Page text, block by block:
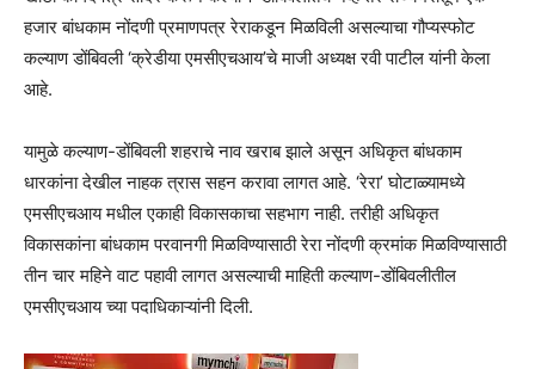
हजार बांधकाम नोंदणी प्रमाणपत्र रेराकडून मिळविली असल्याचा गौप्यस्फोट
कल्याण डोंबिवली ‘क्रेडीया एमसीएचआय’चे माजी अध्यक्ष रवी पाटील यांनी केला
आहे.
यामुळे कल्याण-डोंबिवली शहराचे नाव खराब झाले असून अधिकृत बांधकाम
धारकांना देखील नाहक त्रास सहन करावा लागत आहे. ‘रेरा’ घोटाळ्यामध्ये
एमसीएचआय मधील एकाही विकासकाचा सहभाग नाही. तरीही अधिकृत
विकासकांना बांधकाम परवानगी मिळविण्यासाठी रेरा नोंदणी क्रमांक मिळविण्यासाठी
तीन चार महिने वाट पहावी लागत असल्याची माहिती कल्याण-डोंबिवलीतील
एमसीएचआय च्या पदाधिकाऱ्यांनी दिली.